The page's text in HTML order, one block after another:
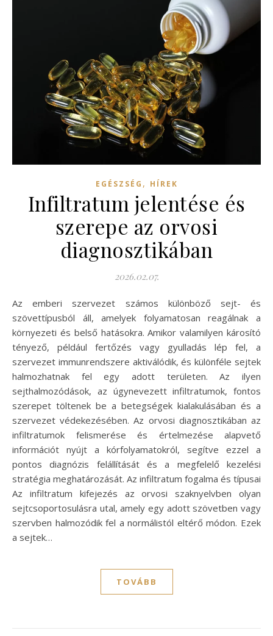
EGÉSZSÉG , HÍREK
Infiltratum jelentése és
szerepe az orvosi
diagnosztikában
2026.02.07.
Az emberi szervezet számos különböző sejt- és
szövettípusból áll, amelyek folyamatosan reagálnak a
környezeti és belső hatásokra. Amikor valamilyen károsító
tényező, például fertőzés vagy gyulladás lép fel, a
szervezet immunrendszere aktiválódik, és különféle sejtek
halmozhatnak fel egy adott területen. Az ilyen
sejthalmozódások, az úgynevezett infiltratumok, fontos
szerepet töltenek be a betegségek kialakulásában és a
szervezet védekezésében. Az orvosi diagnosztikában az
infiltratumok felismerése és értelmezése alapvető
információt nyújt a kórfolyamatokról, segítve ezzel a
pontos diagnózis felállítását és a megfelelő kezelési
stratégia meghatározását. Az infiltratum fogalma és típusai
Az infiltratum kifejezés az orvosi szaknyelvben olyan
sejtcsoportosulásra utal, amely egy adott szövetben vagy
szervben halmozódik fel a normálistól eltérő módon. Ezek
a sejtek…
TOVÁBB